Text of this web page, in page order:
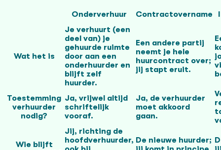
Onderverhuur Contractovername
Wat het is
Je verhuurt (een
deel van) je
gehuurde ruimte
door aan een
onderhuurder en
blijft zelf
huurder.
Een andere partij
neemt je hele
huurcontract over;
jij stapt eruit.
Toestemming
verhuurder
nodig?
Ja, vrijwel altijd
schriftelijk
vooraf.
Ja, de verhuurder
moet akkoord
gaan.
Wie blijft
Jij, richting de
hoofdverhuurder, De nieuwe huurder;